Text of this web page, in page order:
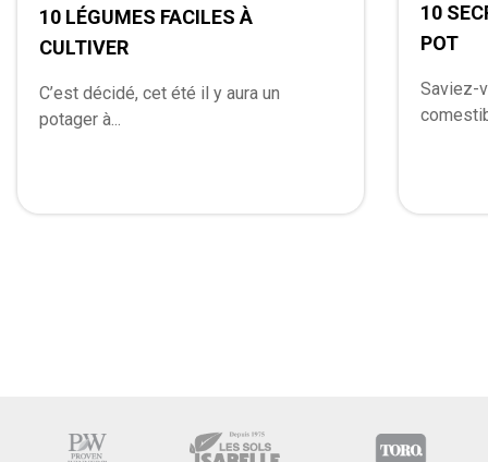
10 LÉGUMES FACILES À
CULTIVER
C’est décidé, cet été il y aura un
potager à...
10
POT
Saviez-